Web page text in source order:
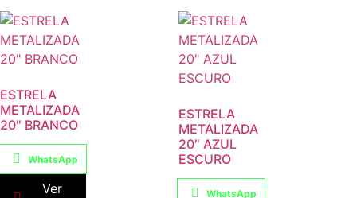
ESTRELA
METALIZADA
20″ BRANCO
WhatsApp
Ver
ESTRELA
METALIZADA
20″ AZUL
ESCURO
WhatsApp